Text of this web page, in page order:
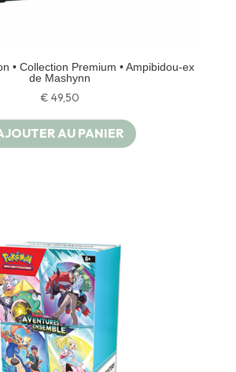
• Collection Premium • Ampibidou-ex
de Mashynn
€ 49,50
AU PANIER